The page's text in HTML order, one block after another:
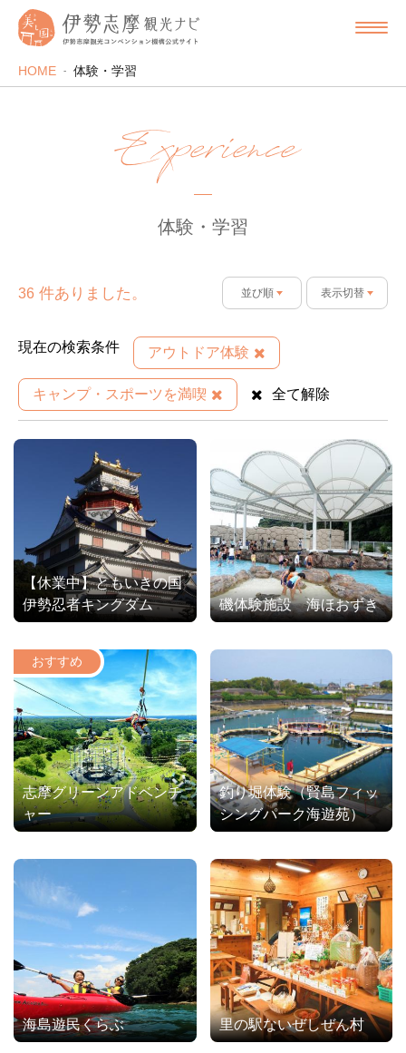
HOME 体験・学習
Experience
体験・学習
36 件ありました。 並び順 表示切替
現在の検索条件 アウトドア体験
キャンプ・スポーツを満喫 全て解除
【休業中】ともいきの国
伊勢忍者キングダム
磯体験施設 海ほおずき
志摩グリーンアドベンチ
ャー
釣り堀体験（賢島フィッ
シングパーク海遊苑）
海島遊民くらぶ 里の駅ないぜしぜん村